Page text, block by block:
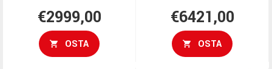
€2999,00
OSTA
€6421,00
OSTA